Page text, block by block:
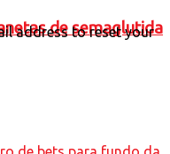
de semaglutida
address to reset your